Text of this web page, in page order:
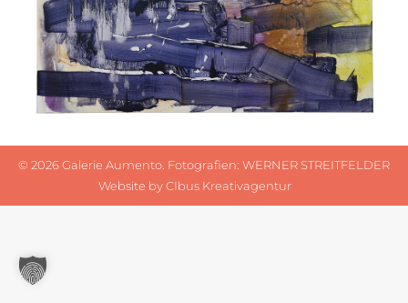
© 2026 Galerie Aumento. Fotografien: WERNER STREITFELDER
Website byCIbus Kreativagentur